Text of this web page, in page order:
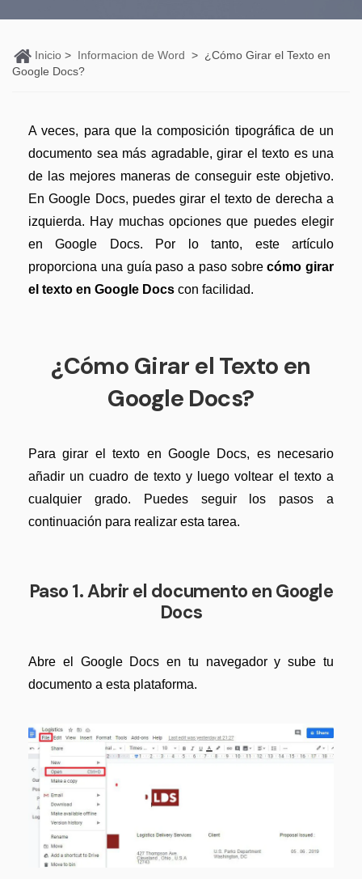
PDFelement Pro DC
PDF online
Combinar PDF
Lector de IA
Más herrmientas online
Editar PDF
Organizar PDF
Profesionales
Formulario de PDF
Firmar PDF
eSign PDF
Censurar PDF Nuevo
PDF OCR
Proteger PDF
Compartir PDF
Servicio de TI
Sanidad
Gobierno
Publicación
Freelancer
Explorar todas las características
Reescribir PDF con IA
Chat IA con documentos
Nuevo
Todas las herramientas de IA
Edición de PDF
Organización de PDF
Softwares de PDF
Trucos de PDF
Trucos para Mac
Trucos para Windows
Trucos para móviles
¿Por qué PDFelement?
Comparación de software
Usar mejor PDFelement
Videos tutoriales
PDFelement para iOS
PDFelement para Android
Centro de conocimiento
Inicio > Informacion de Word > ¿Cómo Girar el Texto en
Google Docs?
A veces, para que la composición tipográfica de un
documento sea más agradable, girar el texto es una
de las mejores maneras de conseguir este objetivo.
En Google Docs, puedes girar el texto de derecha a
izquierda. Hay muchas opciones que puedes elegir
en Google Docs. Por lo tanto, este artículo
proporciona una guía paso a paso sobrecómo girar
el texto en Google Docs con facilidad.
¿Cómo Girar el Texto en
Google Docs?
Para girar el texto en Google Docs, es necesario
añadir un cuadro de texto y luego voltear el texto a
cualquier grado. Puedes seguir los pasos a
continuación para realizar esta tarea.
Paso 1. Abrir el documento en Google
Docs
Abre el Google Docs en tu navegador y sube tu
documento a esta plataforma.